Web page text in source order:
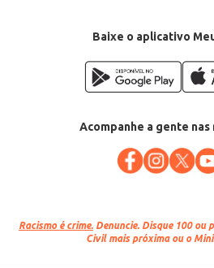
Baixe o aplicativo
Acompanhe a gente nas
Racismo é crime. Denuncie. Disque 100 ou
Civil mais próxima ou o